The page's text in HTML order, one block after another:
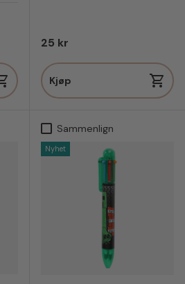
Vanlig pris
25 kr
Kjøp
Sammenlign
Nyhet